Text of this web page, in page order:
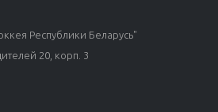
Республики Беларусь"
20, корп. 3